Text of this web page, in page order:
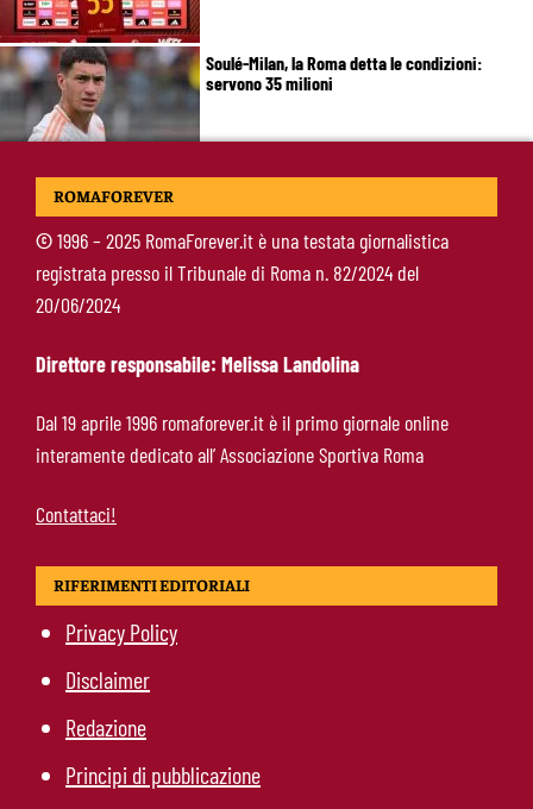
Soulé-Milan, la Roma detta le condizioni:
servono 35 milioni
Koulierakis-Roma, impatto immediato: gol e
Calciomercato Roma, scout a Praga per
Fofana: il prezzo fissato dal Lione
ROMAFOREVER
©1996 – 2025 RomaForever.it è una testata giornalistica
registrata presso il Tribunale di Roma n. 82/2024 del
20/06/2024
Direttore responsabile: Melissa Landolina
Dal 19 aprile 1996 romaforever.it è il primo giornale online
interamente dedicato all’ Associazione Sportiva Roma
Contattaci!
RIFERIMENTI EDITORIALI
Privacy Policy
Disclaimer
Redazione
Principi di pubblicazione